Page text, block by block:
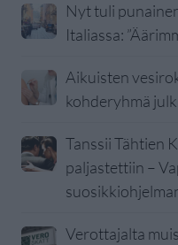
Nyt tuli
Italiassa:
Aikuisten
kohderyhmä
Tanssii Tähtien
paljastettiin –
Verottajalta